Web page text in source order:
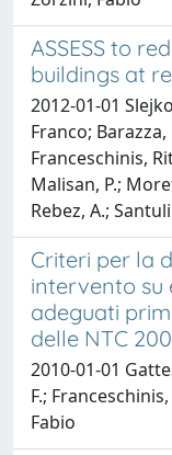
ASSESS to
buildings at
2012-01-01
Franco; Barazza,
Franceschinis,
Malisan, P.;
Rebez, A.;
Criteri per la
intervento su
adeguati
delle NTC
2010-01-01
F.;
Fabio